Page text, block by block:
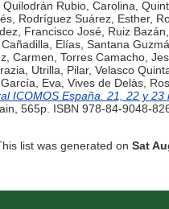
Quilodrán Rubio, Carolina,
, Rodríguez Suárez, Esther,
Francisco José, Ruiz
Elías, Santana
Carmen, Torres Camacho,
, Utrilla, Pilar, Velasco
Eva, Vives de Delàs,
ICOMOS España. 21, 22 y 23
565p. ISBN 978-84-9048-
list was generated on Sat